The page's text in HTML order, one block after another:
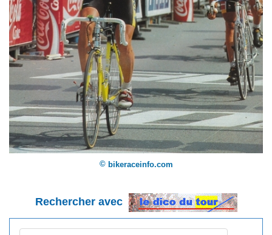
© bikeraceinfo.com
Rechercher avec